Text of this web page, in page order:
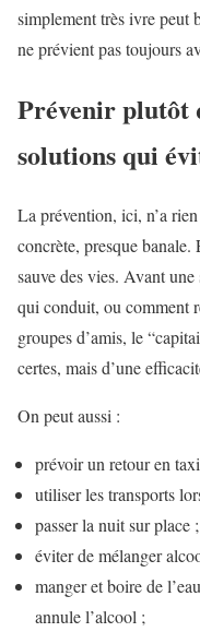
simplement très ivre peut
ne prévient pas toujours
Prévenir plutôt
solutions qui
La prévention, ici, n’a
concrète, presque banale.
sauve des vies. Avant
qui conduit, ou comment
groupes d’amis, le
certes, mais d’une
On peut aussi :
prévoir un retour en
utiliser les transports
passer la nuit sur place ;
éviter de mélanger
manger et boire de
annule l’alcool ;